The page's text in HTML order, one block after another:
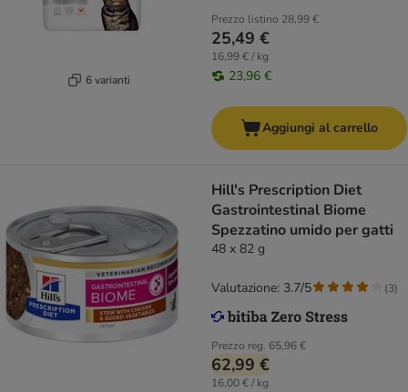
6 varianti
Prezzo listino 28,99 €
25,49 €
16,99 € / kg
23,96 €
Aggiungi al carrello
Hill's Prescription Diet
Gastrointestinal Biome
Spezzatino umido per gatti
48 x 82 g
Prezzo reg. 65,96 €
62,99 €
16,00 € / kg
Valutazione: 3.7/5 (3)